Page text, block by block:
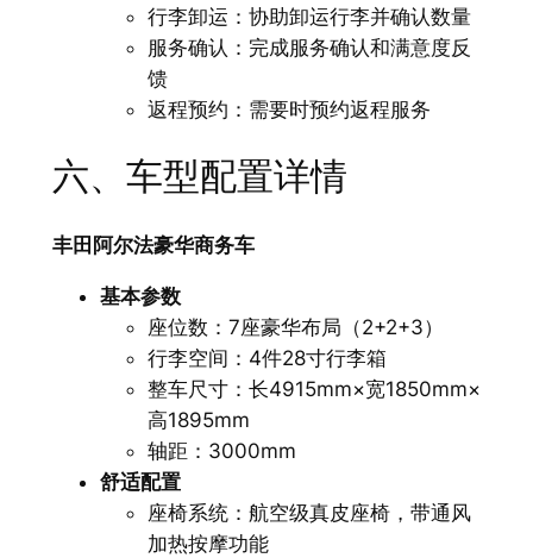
行李卸运：协助卸运行李并确认数量
服务确认：完成服务确认和满意度反
馈
返程预约：需要时预约返程服务
六、车型配置详情
丰田阿尔法豪华商务车
基本参数
座位数：7座豪华布局（2+2+3）
行李空间：4件28寸行李箱
整车尺寸：长4915mm×宽1850mm×
高1895mm
轴距：3000mm
舒适配置
座椅系统：航空级真皮座椅，带通风
加热按摩功能